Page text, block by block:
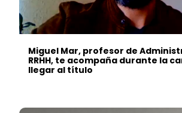
Miguel Mar, profesor de
RRHH, te acompaña durante la
llegar al título